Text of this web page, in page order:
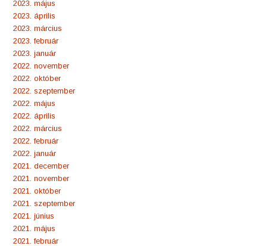
2023. május
2023. április
2023. március
2023. február
2023. január
2022. november
2022. október
2022. szeptember
2022. május
2022. április
2022. március
2022. február
2022. január
2021. december
2021. november
2021. október
2021. szeptember
2021. június
2021. május
2021. február